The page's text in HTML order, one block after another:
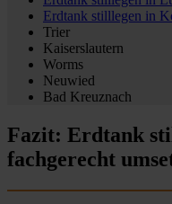
Erdtank stilllegen in
Trier
Kaiserslautern
Worms
Neuwied
Bad Kreuznach
Fazit: Erdtank
fachgerecht